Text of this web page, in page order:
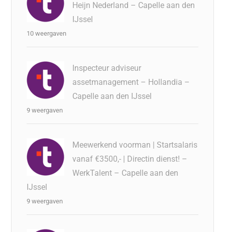
Heijn Nederland – Capelle aan den
IJssel
10 weergaven
Inspecteur adviseur
assetmanagement – Hollandia –
Capelle aan den IJssel
9 weergaven
Meewerkend voorman | Startsalaris
vanaf €3500,- | Directin dienst! –
WerkTalent – Capelle aan den
IJssel
9 weergaven